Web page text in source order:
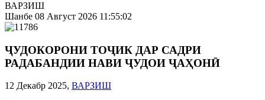
ВАРЗИШ
Шанбе 08 Август 2026 11:55:02
ҶУДОКОРОНИ ТОҶИК ДАР САДРИ
РАДАБАНДИИ НАВИ ҶУДОИ ҶАҲОНӢ
12 Декабр 2025, ВАРЗИШ